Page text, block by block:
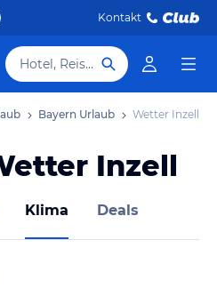
Kontakt
Hotel, Reiseziel
Bayern Urlaub Wetter Inzell
Inzell
Klima Deals